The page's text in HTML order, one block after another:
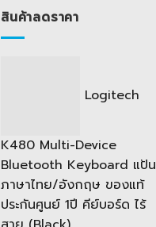
สินค้าลดราคา
Logitech
K480 Multi-Device
Bluetooth Keyboard แป้น
ภาษาไทย/อังกฤษ ของแท้
ประกันศูนย์ 1ปี คีย์บอร์ด ไร้